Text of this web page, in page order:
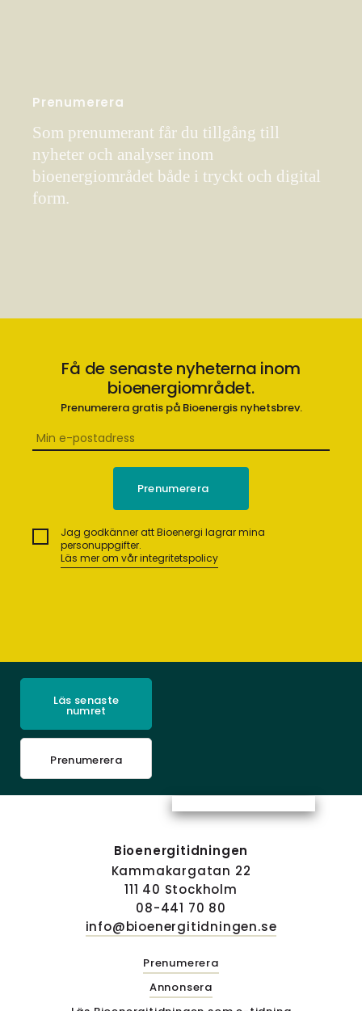
Prenumerera
Som prenumerant får du tillgång till
nyheter och analyser inom
bioenergiområdet både i tryckt och digital
form.
Få de senaste nyheterna inom
bioenergiområdet.
Prenumerera gratis på Bioenergis nyhetsbrev.
Jag godkänner att Bioenergi lagrar mina
personuppgifter.
Läs mer om vår integritetspolicy
Läs senaste
numret
Prenumerera
Bioenergitidningen
Kammakargatan 22
111 40 Stockholm
08-441 70 80
info@bioenergitidningen.se
Prenumerera
Annonsera